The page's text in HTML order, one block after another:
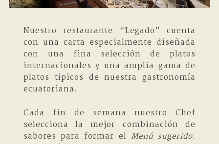
Nuestro restaurante “Legado” cuenta
con una carta especialmente diseñada
con una fina selección de platos
internacionales y una amplia gama de
platos típicos de nuestra gastronomía
ecuatoriana.
Cada fin de semana nuestro Chef
selecciona la mejor combinación de
sabores para formar el Menú sugerido.